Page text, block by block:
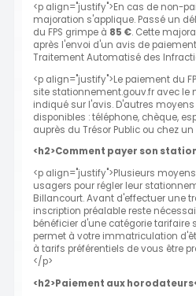
<p align="justify">En cas de non-
majoration s'applique. Passé un
du FPS grimpe à 85 €. Cette
après l'envoi d'un avis de
Traitement Automatisé des
<p align="justify">Le paiement du
site stationnement.gouv.fr avec le
indiqué sur l'avis. D'autres
disponibles : téléphone, chèque,
auprès du Trésor Public ou chez un
<h2>Comment payer son
<p align="justify">Plusieurs
usagers pour régler leur
Billancourt. Avant d'effectuer une
inscription préalable reste
bénéficier d'une catégorie tarifaire
permet à votre immatriculation
à tarifs préférentiels de vous être
</p>
<h2>Paiement aux